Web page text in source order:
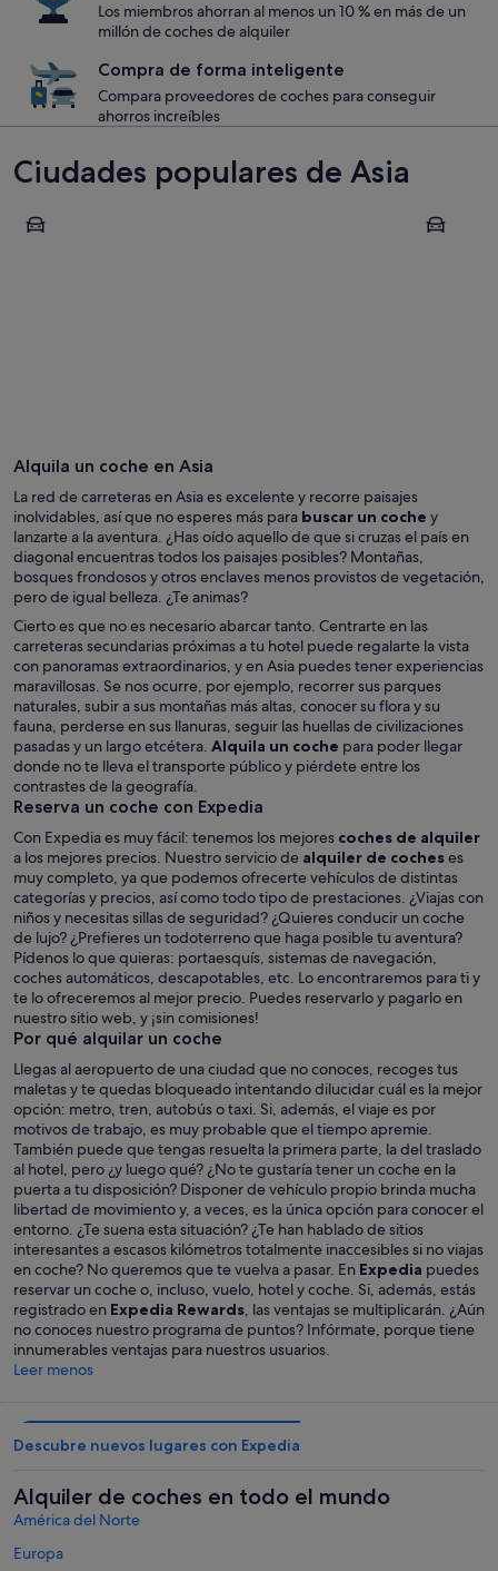
Los miembros ahorran al menos un 10 % en más de un
millón de coches de alquiler
Compra de forma inteligente
Compara proveedores de coches para conseguir
ahorros increíbles
Ciudades populares de Asia
Bangkok Tokio
Alquila un coche en Asia
La red de carreteras en Asia es excelente y recorre paisajes
inolvidables, así que no esperes más para buscar un coche y
lanzarte a la aventura. ¿Has oído aquello de que si cruzas el país en
diagonal encuentras todos los paisajes posibles? Montañas,
bosques frondosos y otros enclaves menos provistos de vegetación,
pero de igual belleza. ¿Te animas?
Cierto es que no es necesario abarcar tanto. Centrarte en las
carreteras secundarias próximas a tu hotel puede regalarte la vista
con panoramas extraordinarios, y en Asia puedes tener experiencias
maravillosas. Se nos ocurre, por ejemplo, recorrer sus parques
naturales, subir a sus montañas más altas, conocer su flora y su
fauna, perderse en sus llanuras, seguir las huellas de civilizaciones
pasadas y un largo etcétera. Alquila un coche para poder llegar
donde no te lleva el transporte público y piérdete entre los
contrastes de la geografía.
Reserva un coche con Expedia
Con Expedia es muy fácil: tenemos los mejores coches de alquiler
a los mejores precios. Nuestro servicio de alquiler de cocheses
muy completo, ya que podemos ofrecerte vehículos de distintas
categorías y precios, así como todo tipo de prestaciones. ¿Viajas con
niños y necesitas sillas de seguridad? ¿Quieres conducir un coche
de lujo? ¿Prefieres un todoterreno que haga posible tu aventura?
Pídenos lo que quieras: portaesquís, sistemas de navegación,
coches automáticos, descapotables, etc. Lo encontraremos para ti y
te lo ofreceremos al mejor precio. Puedes reservarlo y pagarlo en
nuestro sitio web, y ¡sin comisiones!
Por qué alquilar un coche
Llegas al aeropuerto de una ciudad que no conoces, recoges tus
maletas y te quedas bloqueado intentando dilucidar cuál es la mejor
opción: metro, tren, autobús o taxi. Si, además, el viaje es por
motivos de trabajo, es muy probable que el tiempo apremie.
También puede que tengas resuelta la primera parte, la del traslado
al hotel, pero ¿y luego qué? ¿No te gustaría tener un coche en la
puerta a tu disposición? Disponer de vehículo propio brinda mucha
libertad de movimiento y, a veces, es la única opción para conocer el
entorno. ¿Te suena esta situación? ¿Te han hablado de sitios
interesantes a escasos kilómetros totalmente inaccesibles si no viajas
en coche? No queremos que te vuelva a pasar. En Expedia puedes
reservar un coche o, incluso, vuelo, hotel y coche. Si, además, estás
registrado en Expedia Rewards , las ventajas se multiplicarán. ¿Aún
no conoces nuestro programa de puntos? Infórmate, porque tiene
innumerables ventajas para nuestros usuarios.
Leer menos
Descubre nuevos lugares con Expedia
Alquiler de coches en todo el mundo
América del Norte
Europa